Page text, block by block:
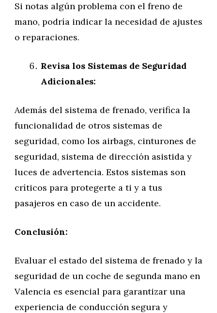
Si notas algún problema con el freno de
mano, podría indicar la necesidad de ajustes
o reparaciones.
Revisa los Sistemas de Seguridad
Adicionales:
Además del sistema de frenado, verifica la
funcionalidad de otros sistemas de
seguridad, como los airbags, cinturones de
seguridad, sistema de dirección asistida y
luces de advertencia. Estos sistemas son
críticos para protegerte a ti y a tus
pasajeros en caso de un accidente.
Conclusión:
Evaluar el estado del sistema de frenado y la
seguridad de un coche de segunda mano en
Valencia es esencial para garantizar una
experiencia de conducción segura y